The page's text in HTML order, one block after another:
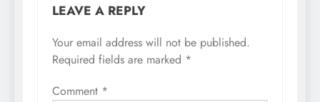
LEAVE A REPLY
Your email address will not be published.
Required fields are marked *
Comment *